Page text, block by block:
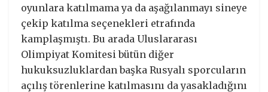
oyunlara katılmama ya da aşağılanmayı sineye
çekip katılma seçenekleri etrafında
kamplaşmıştı. Bu arada Uluslararası
Olimpiyat Komitesi bütün diğer
hukuksuzluklardan başka Rusyalı sporcuların
açılış törenlerine katılmasını da yasakladığını